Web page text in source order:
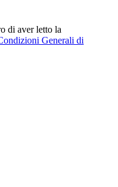
di aver letto la
Generali di